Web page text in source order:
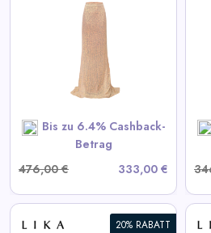
Bis zu 6.4% Cashback-
Betrag
476,00 €
333,00 €
Schwarzes Kleid mit
Taillenausschnitten
View All LIKA Deals
SHOP NOW
20% RABATT